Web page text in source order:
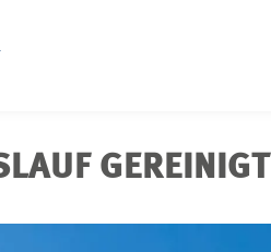
GEREINIGT